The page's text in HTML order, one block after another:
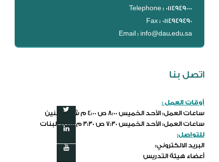
Telephone : 0114949000
Fax : 0114949490
Email : info@dau.edu.sa
اتصل بنا
أوقات العمل :
ساعات العمل: الأحد الخميس 8:00 ص 4:00 م شطر البنين
ساعات العمل: الأحد الخميس 7:30 ص 3:30 م شطر البنات
للتواصل:
البريد الالكتروني:
أعضاء هيئة التدريس